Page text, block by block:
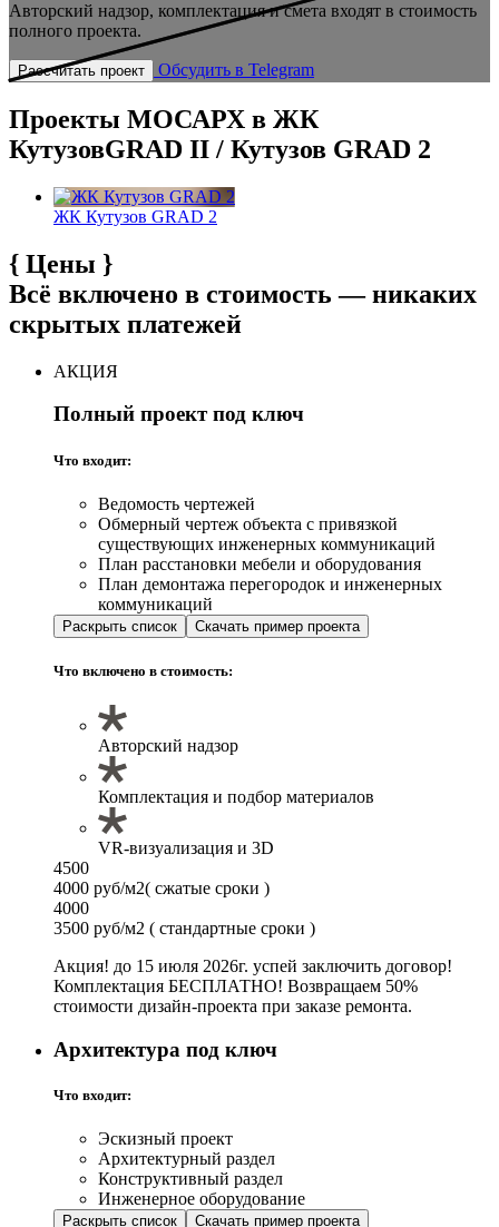
Авторский надзор, комплектация и смета входят в стоимость
полного проекта.
Рассчитать проект Обсудить в Telegram
Проекты МОСАРХ в ЖК
КутузовGRAD II / Кутузов GRAD 2
ЖК Кутузов GRAD 2
{ Цены }
Всё включено в стоимость — никаких
скрытых платежей
АКЦИЯ
Полный проект под ключ
Что входит:
Ведомость чертежей
Обмерный чертеж объекта с привязкой
существующих инженерных коммуникаций
План расстановки мебели и оборудования
План демонтажа перегородок и инженерных
коммуникаций
Раскрыть список Скачать пример проекта
Что включено в стоимость:
Авторский надзор
Комплектация и подбор материалов
VR-визуализация и 3D
4500
4000 руб/м2( сжатые сроки )
4000
3500 руб/м2 ( стандартные сроки )
Акция! до 15 июля 2026г. успей заключить договор!
Комплектация БЕСПЛАТНО! Возвращаем 50%
стоимости дизайн-проекта при заказе ремонта.
Архитектура под ключ
Что входит:
Эскизный проект
Архитектурный раздел
Конструктивный раздел
Инженерное оборудование
Раскрыть список Скачать пример проекта